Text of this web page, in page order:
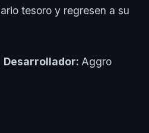
tesoro y regresen a su
Desarrollador: Aggro